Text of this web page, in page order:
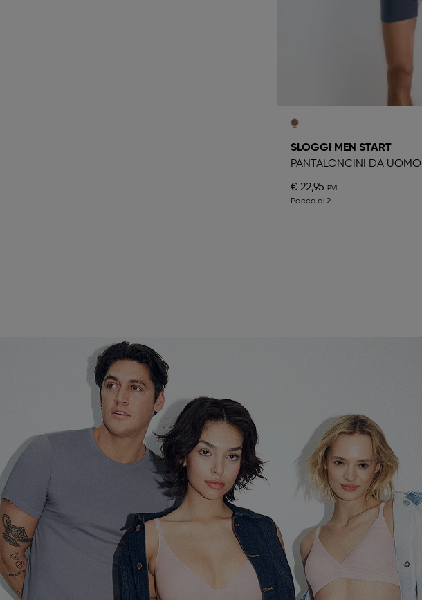
SLOGGI MEN START
PANTALONCINI DA UOMO
€ 22,95
Pacco di 2